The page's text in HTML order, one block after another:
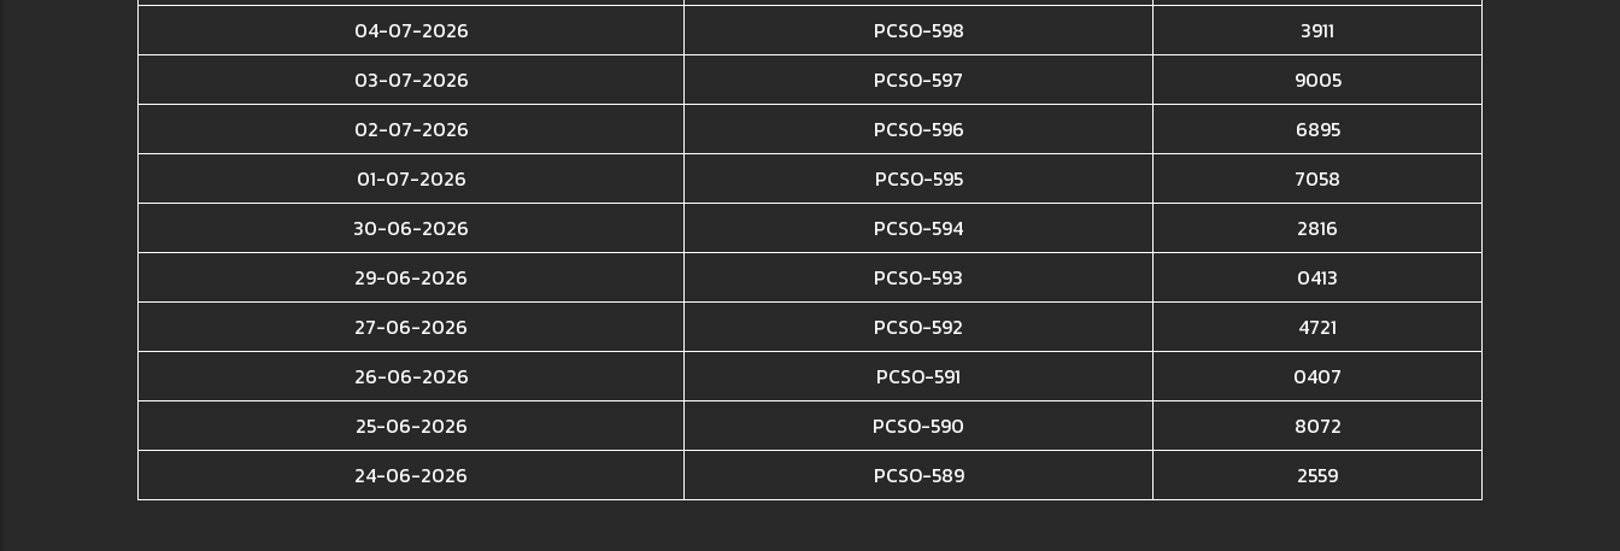
04-07-2026
PCSO-598
3911
03-07-2026
PCSO-597
9005
02-07-2026
PCSO-596
6895
01-07-2026
PCSO-595
7058
30-06-2026
PCSO-594
2816
29-06-2026
PCSO-593
0413
27-06-2026
PCSO-592
4721
26-06-2026
PCSO-591
0407
25-06-2026
PCSO-590
8072
24-06-2026
PCSO-589 2559